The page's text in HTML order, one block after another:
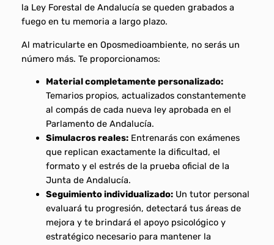
la Ley Forestal de Andalucía se queden grabados a
fuego en tu memoria a largo plazo.
Al matricularte en Oposmedioambiente, no serás un
número más. Te proporcionamos:
Material completamente personalizado:
Temarios propios, actualizados constantemente
al compás de cada nueva ley aprobada en el
Parlamento de Andalucía.
Simulacros reales:Entrenarás con exámenes
que replican exactamente la dificultad, el
formato y el estrés de la prueba oficial de la
Junta de Andalucía.
Seguimiento individualizado:Un tutor personal
evaluará tu progresión, detectará tus áreas de
mejora y te brindará el apoyo psicológico y
estratégico necesario para mantener la